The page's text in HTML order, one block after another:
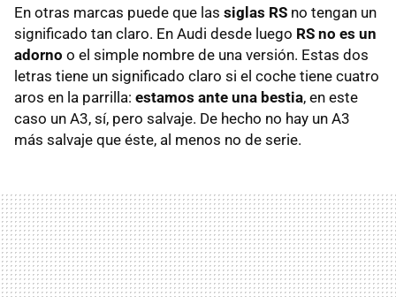
En otras marcas puede que las siglas RS no tengan un
significado tan claro. En Audi desde luego RS no es un
adorno o el simple nombre de una versión. Estas dos
letras tiene un significado claro si el coche tiene cuatro
aros en la parrilla: estamos ante una bestia, en este
caso un A3, sí, pero salvaje. De hecho no hay un A3
más salvaje que éste, al menos no de serie.